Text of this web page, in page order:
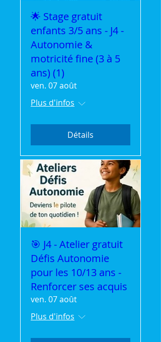
🌟 Stage gratuit
enfants 3/5 ans - J4 -
Autonomie &
motricité fine (3 à 5
ans) (1)
ven. 07 août
Plus d'infos
Détails
🎯 J4 - Atelier gratuit
Défis Autonomie
pour les 10/13 ans -
Renforcer ses acquis
ven. 07 août
Plus d'infos